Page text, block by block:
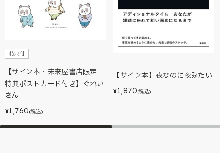
特典付
【サイン本・未来屋書店限定
特典ポストカード付き】ぐれい
さん
¥1,760 (税込)
【サイン本】夜なのに夜みたい
¥1,870(税込)